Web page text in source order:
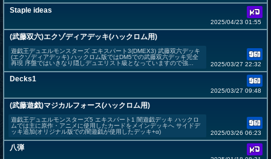
Staple ideas
2025/04/23 01:55
(武藤双六)エクゾディアデッキ(ハックロム用)
遊戯王デュエルモンスターズ エキスパート3(DMEX3) 武藤双六デッキ
(エクゾディアデッキ) ハックロム版ではDM5での武藤双六デッキ完全
再現 序盤ではいきなり隠しデュエリスト級となっていますので強...
2025/03/27 22:32
Decks1
2025/03/27 09:48
(武藤遊戯)マジカルフォース(ハックロム用)
遊戯王デュエルモンスターズ5 エキスパート1 闇遊戯デッキ ハックロ
ムでは主に原作・アニメに使用したカードをメインデッキへ サイドデ
ッキ追加(オリジナル版での闇遊戯が使用したデッキ+α)
2025/03/26 06:23
八弾